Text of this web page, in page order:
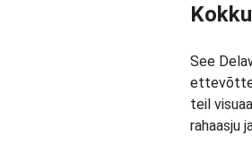
See
ettevõtte
teil
rahaasju